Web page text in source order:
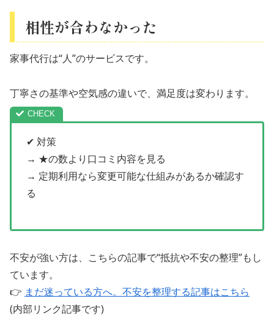
相性が合わなかった
家事代行は“人”のサービスです。
丁寧さの基準や空気感の違いで、満足度は変わります。
✔ 対策
→ ★の数より口コミ内容を見る
→ 定期利用なら変更可能な仕組みがあるか確認す
る
不安が強い方は、こちらの記事で“抵抗や不安の整理”もし
ています。
👉 まだ迷っている方へ。不安を整理する記事はこちら
(内部リンク記事です)